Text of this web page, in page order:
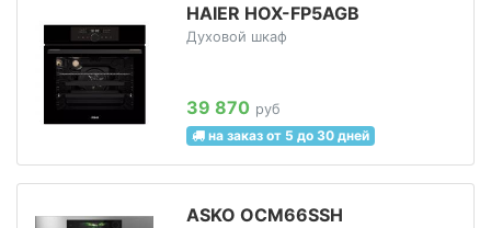
HAIER HOX-FP5AGB
Духовой шкаф
39 870 руб
на заказ от 5 до 30 дней
ASKO OCM66SSH